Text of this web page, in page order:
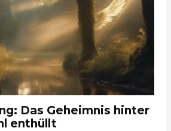
Das Geheimnis hinter
enthüllt